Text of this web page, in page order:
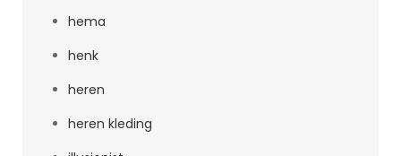
hema
henk
heren
heren kleding